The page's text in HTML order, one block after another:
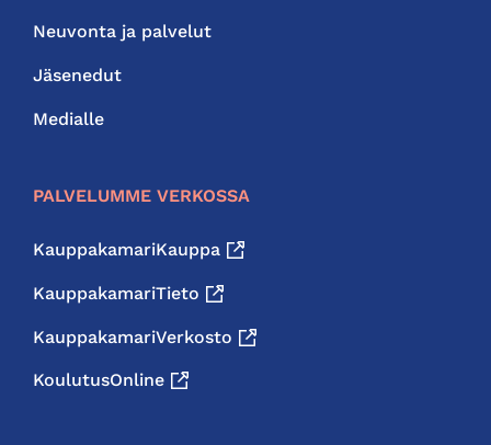
Neuvonta ja palvelut
Jäsenedut
Medialle
PALVELUMME VERKOSSA
KauppakamariKauppa
KauppakamariTieto
KauppakamariVerkosto
KoulutusOnline